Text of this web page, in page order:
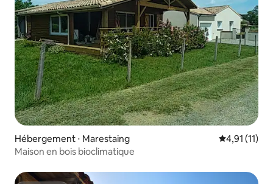
Hébergement ⋅ Marestaing Évaluation
4,91 (11)
Maison en bois bioclimatique